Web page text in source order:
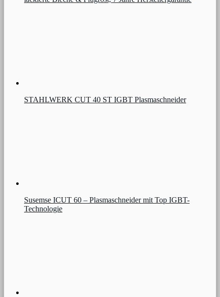
STAHLWERK CUT 40 ST IGBT Plasmaschneider
Susemse ICUT 60 – Plasmaschneider mit Top IGBT-
Technologie